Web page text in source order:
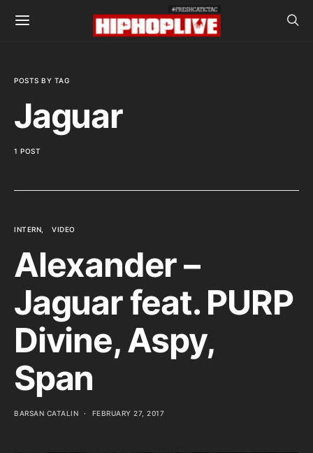
POSTS BY TAG
Jaguar
1 POST
INTERN VIDEO
Alexander –
Jaguar feat. PURP
Divine, Aspy,
Span
BARSAN CATALIN FEBRUARY 27, 2017